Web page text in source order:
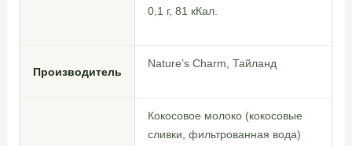
0,1 г, 81 кКал.
Производитель
Nature’s Charm, Тайланд
Кокосовое молоко (кокосовые
сливки, фильтрованная вода)